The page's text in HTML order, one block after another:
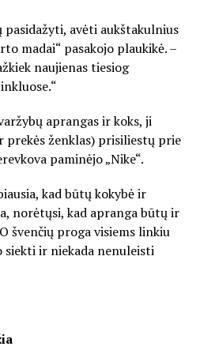
avėti aukštakulnius
madai“ pasakojo plaukikė. –
naujienas tiesiog
aprangas ir koks, ji
prekės ženklas) prisiliestų prie
paminėjo „Nike“.
kad būtų kokybė ir
norėtųsi, kad apranga būtų ir
švenčių proga visiems linkiu
ir niekada nenuleisti